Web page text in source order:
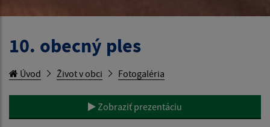
10. obecný ples
Úvod Život v obci Fotogaléria
Zobraziť prezentáciu